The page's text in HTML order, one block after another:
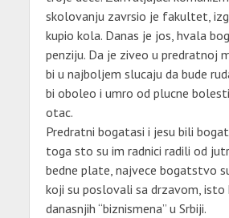
skolovanju zavrsio je fakultet,
kupio kola. Danas je jos, hvala
penziju. Da je ziveo u predratnoj
bi u najboljem slucaju da bude
bi oboleo i umro od plucne
otac.
Predratni bogatasi i jesu bili
toga sto su im radnici radili od
bedne plate, najvece bogatstvo
koji su poslovali sa drzavom, isto
danasnjih “biznismena” u Srbiji.